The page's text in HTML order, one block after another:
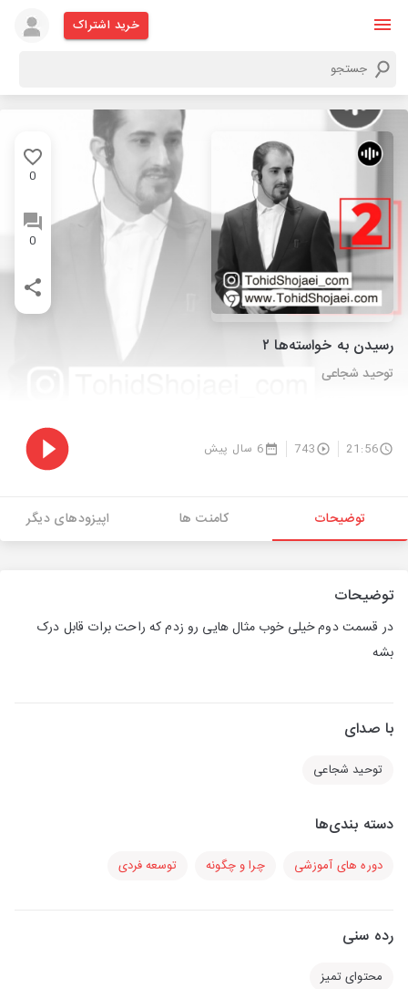
خرید اشتراک
0
0
رسیدن به خواسته‌ها ۲
توحید شجاعی
21:56
743 6 سال پیش
توضیحات کامنت ها اپیزودهای دیگر
توضیحات
در قسمت دوم خیلی خوب مثال هایی رو زدم که راحت برات قابل درک
بشه
با صدای
توحید شجاعی
دسته بندی‌ها
دوره های آموزشی چرا و چگونه توسعه فردی
رده سنی
محتوای تمیز